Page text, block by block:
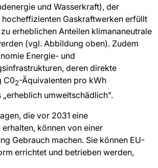
und Wasserkraft), der
hocheffizienten Gaskraftwerken erfüllt
erheblichen Anteilen klimananeutrale
(vgl. Abbildung oben). Zudem
Energie- und
deren direkte
C02-Äquivalenten pro kWh
„erheblich umweltschädlich".
die vor 2031 eine
können von einer
Gebrauch machen. Sie können EU-
errichtet und betrieben werden,